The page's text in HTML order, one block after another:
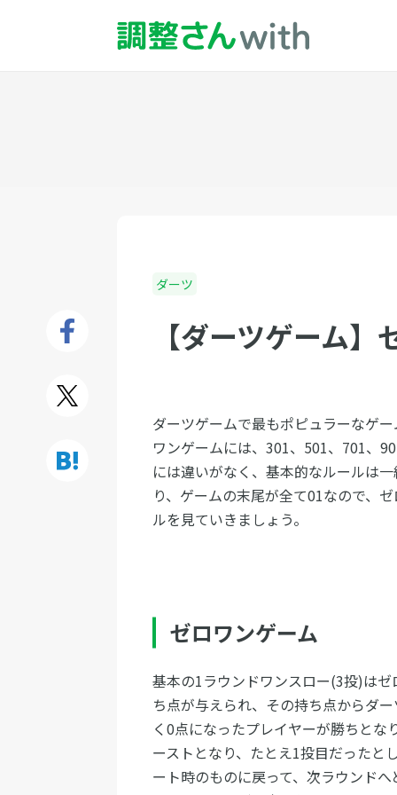
ダーツ
【ダーツゲーム
ダーツゲームで最もポピュラーなゲ
ワンゲームには、301、501、701、
には違いがなく、基本的なルールは
り、ゲームの末尾が全て01なので、
ルを見ていきましょう。
ゼロワンゲーム
基本の1ラウンドワンスロー(3投)は
ち点が与えられ、その持ち点からダ
く0点になったプレイヤーが勝ちとな
ーストとなり、たとえ1投目だったと
ート時のものに戻って、次ラウンド